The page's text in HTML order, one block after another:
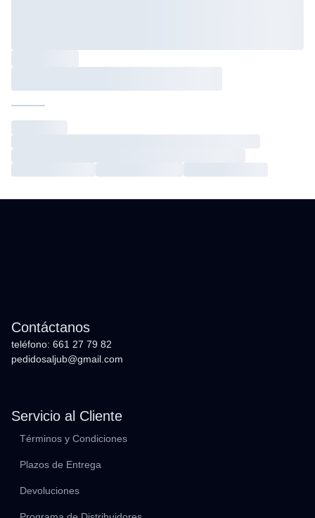
Contáctanos
teléfono: 661 27 79 82
pedidosaljub@gmail.com
Servicio al Cliente
Términos y Condiciones
Plazos de Entrega
Devoluciones